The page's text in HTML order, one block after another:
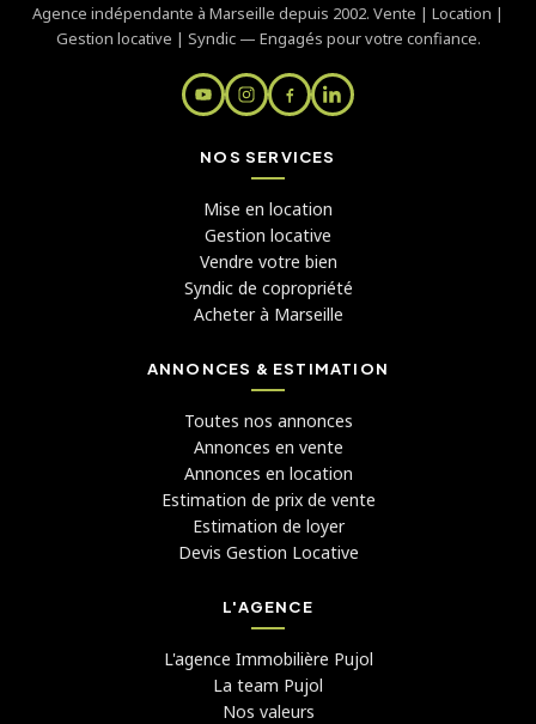
Agence indépendante à Marseille depuis 2002. Vente | Location |
Gestion locative | Syndic — Engagés pour votre confiance.
NOS SERVICES
Mise en location
Gestion locative
Vendre votre bien
Syndic de copropriété
Acheter à Marseille
ANNONCES & ESTIMATION
Toutes nos annonces
Annonces en vente
Annonces en location
Estimation de prix de vente
Estimation de loyer
Devis Gestion Locative
L'AGENCE
L'agence Immobilière Pujol
La team Pujol
Nos valeurs